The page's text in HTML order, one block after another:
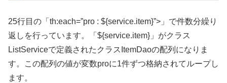
25行目の「th:each=”pro : ${service.item}”>」で件数分繰り
返しを行っています。「${service.item}」がクラス
ListServiceで定義されたクラスItemDaoの配列になりま
す。この配列の値が変数proに1件ずつ格納されてループし
ます。